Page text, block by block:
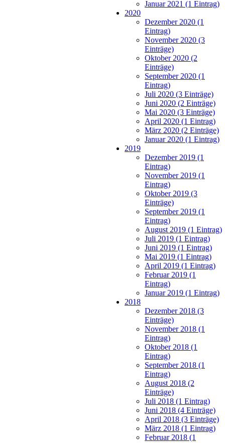
Januar 2021 (1 Eintrag)
2020
Dezember 2020 (1
Eintrag)
November 2020 (3
Einträge)
Oktober 2020 (2
Einträge)
September 2020 (1
Eintrag)
Juli 2020 (3 Einträge)
Juni 2020 (2 Einträge)
Mai 2020 (3 Einträge)
April 2020 (1 Eintrag)
März 2020 (2 Einträge)
Januar 2020 (1 Eintrag)
2019
Dezember 2019 (1
Eintrag)
November 2019 (1
Eintrag)
Oktober 2019 (3
Einträge)
September 2019 (1
Eintrag)
August 2019 (1 Eintrag)
Juli 2019 (1 Eintrag)
Juni 2019 (1 Eintrag)
Mai 2019 (1 Eintrag)
April 2019 (1 Eintrag)
Februar 2019 (1
Eintrag)
Januar 2019 (1 Eintrag)
2018
Dezember 2018 (3
Einträge)
November 2018 (1
Eintrag)
Oktober 2018 (1
Eintrag)
September 2018 (1
Eintrag)
August 2018 (2
Einträge)
Juli 2018 (1 Eintrag)
Juni 2018 (4 Einträge)
April 2018 (3 Einträge)
März 2018 (1 Eintrag)
Februar 2018 (1